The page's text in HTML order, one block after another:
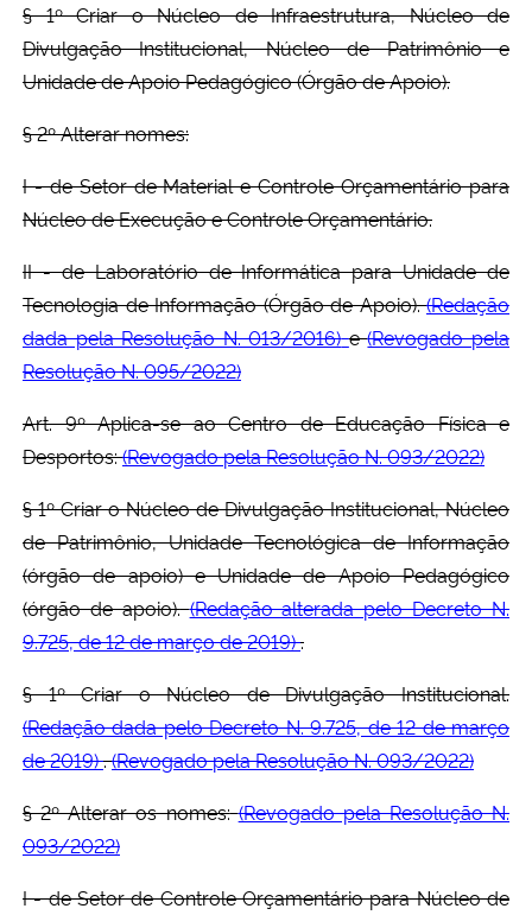
§ 1º Criar o Núcleo de Infraestrutura, Núcleo de
Divulgação Institucional, Núcleo de Patrimônio e
Unidade de Apoio Pedagógico (Órgão de Apoio).
§ 2º Alterar nomes:
I - de Setor de Material e Controle Orçamentário para
Núcleo de Execução e Controle Orçamentário.
II - de Laboratório de Informática para Unidade de
Tecnologia de Informação (Órgão de Apoio).(Redação
dada pela Resolução N. 013/2016) e(Revogado pela
Resolução N. 095/2022)
Art. 9º Aplica-se ao Centro de Educação Física e
Desportos:(Revogado pela Resolução N. 093/2022)
§ 1º Criar o Núcleo de Divulgação Institucional, Núcleo
de Patrimônio, Unidade Tecnológica de Informação
(órgão de apoio) e Unidade de Apoio Pedagógico
(órgão de apoio). (Redação alterada pelo Decreto N.
9.725, de 12 de março de 2019).
§ 1º Criar o Núcleo de Divulgação Institucional.
(Redação dada pelo Decreto N. 9.725, de 12 de março
de 2019).(Revogado pela Resolução N. 093/2022)
§ 2º Alterar os nomes: (Revogado pela Resolução N.
093/2022)
I - de Setor de Controle Orçamentário para Núcleo de